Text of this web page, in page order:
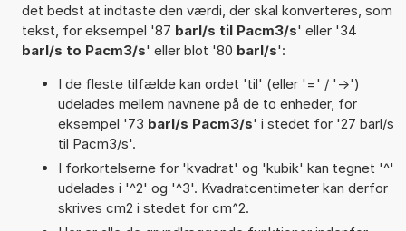
det bedst at indtaste den værdi, der skal konverteres, som
tekst, for eksempel '87 barl/s til Pacm3/s' eller '34
barl/s to Pacm3/s' eller blot '80 barl/s':
I de fleste tilfælde kan ordet 'til' (eller '=' / '->')
udelades mellem navnene på de to enheder, for
eksempel '73 barl/s Pacm3/s' i stedet for '27 barl/s
til Pacm3/s'.
I forkortelserne for 'kvadrat' og 'kubik' kan tegnet '^'
udelades i '^2' og '^3'. Kvadratcentimeter kan derfor
skrives cm2 i stedet for cm^2.